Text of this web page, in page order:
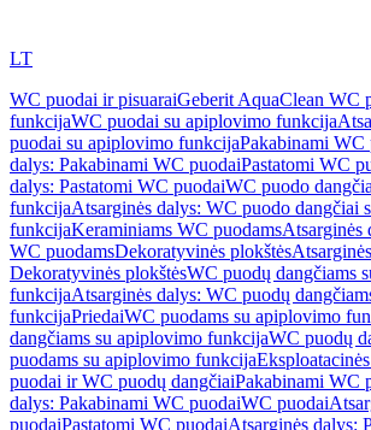
LT
WC puodai ir pisuaraiGeberit AquaClean WC
funkcijaWC puodai su apiplovimo funkcija
puodai su apiplovimo funkcijaPakabinami WC
dalys: Pakabinami WC puodaiPastatomi WC
dalys: Pastatomi WC puodaiWC puodo
funkcijaAtsarginės dalys: WC puodo dangčiai
funkcijaKeraminiams WC puodamsAtsarginės
WC puodamsDekoratyvinės plokštės
Dekoratyvinės plokštėsWC puodų dangčiams
funkcijaAtsarginės dalys: WC puodų
funkcijaPriedaiWC puodams su apiplovimo
dangčiams su apiplovimo funkcijaWC puodų
puodams su apiplovimo funkcija
puodai ir WC puodų dangčiaiPakabinami WC
dalys: Pakabinami WC puodaiWC puodai
puodaiPastatomi WC puodaiAtsarginės dalys: